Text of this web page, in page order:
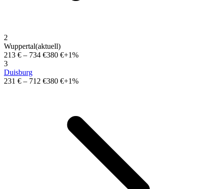
2
Wuppertal(aktuell)
213 € – 734 €380 €+1%
3
Duisburg
231 € – 712 €380 €+1%